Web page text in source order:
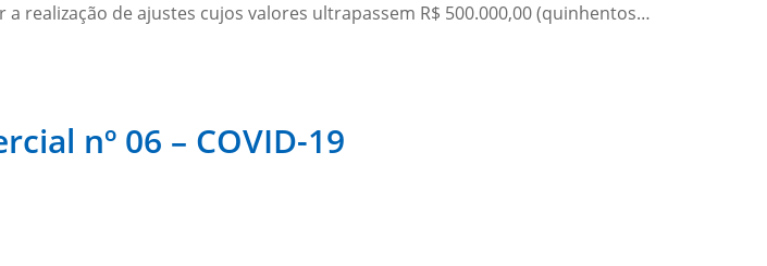
realização de ajustes cujos valores ultrapassem R$ 500.000,00 (quinhentos…
nº 06 – COVID-19